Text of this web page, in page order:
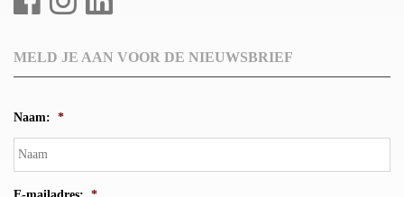
MELD JE AAN VOOR DE NIEUWSBRIEF
Naam: *